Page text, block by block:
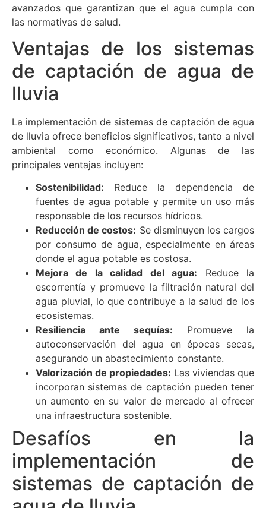
avanzados que garantizan que el agua cumpla con
las normativas de salud.
Ventajas de los sistemas
de captación de agua de
lluvia
La implementación de sistemas de captación de agua
de lluvia ofrece beneficios significativos, tanto a nivel
ambiental como económico. Algunas de las
principales ventajas incluyen:
Sostenibilidad: Reduce la dependencia de
fuentes de agua potable y permite un uso más
responsable de los recursos hídricos.
Reducción de costos: Se disminuyen los cargos
por consumo de agua, especialmente en áreas
donde el agua potable es costosa.
Mejora de la calidad del agua: Reduce la
escorrentía y promueve la filtración natural del
agua pluvial, lo que contribuye a la salud de los
ecosistemas.
Resiliencia ante sequías: Promueve la
autoconservación del agua en épocas secas,
asegurando un abastecimiento constante.
Valorización de propiedades: Las viviendas que
incorporan sistemas de captación pueden tener
un aumento en su valor de mercado al ofrecer
una infraestructura sostenible.
Desafíos en la
implementación de
sistemas de captación de